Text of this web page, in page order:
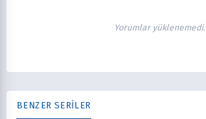
Yorumlar yüklenemedi.
BENZER SERİLER